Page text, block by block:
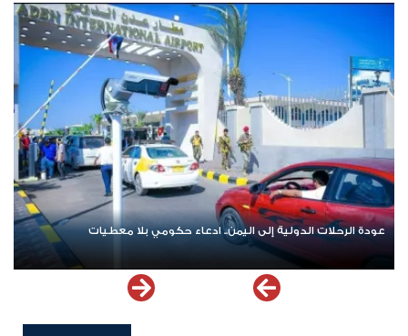
عودة الرحلات الدولية إلى اليمن.. ادعاء حكومي بلا معطيات